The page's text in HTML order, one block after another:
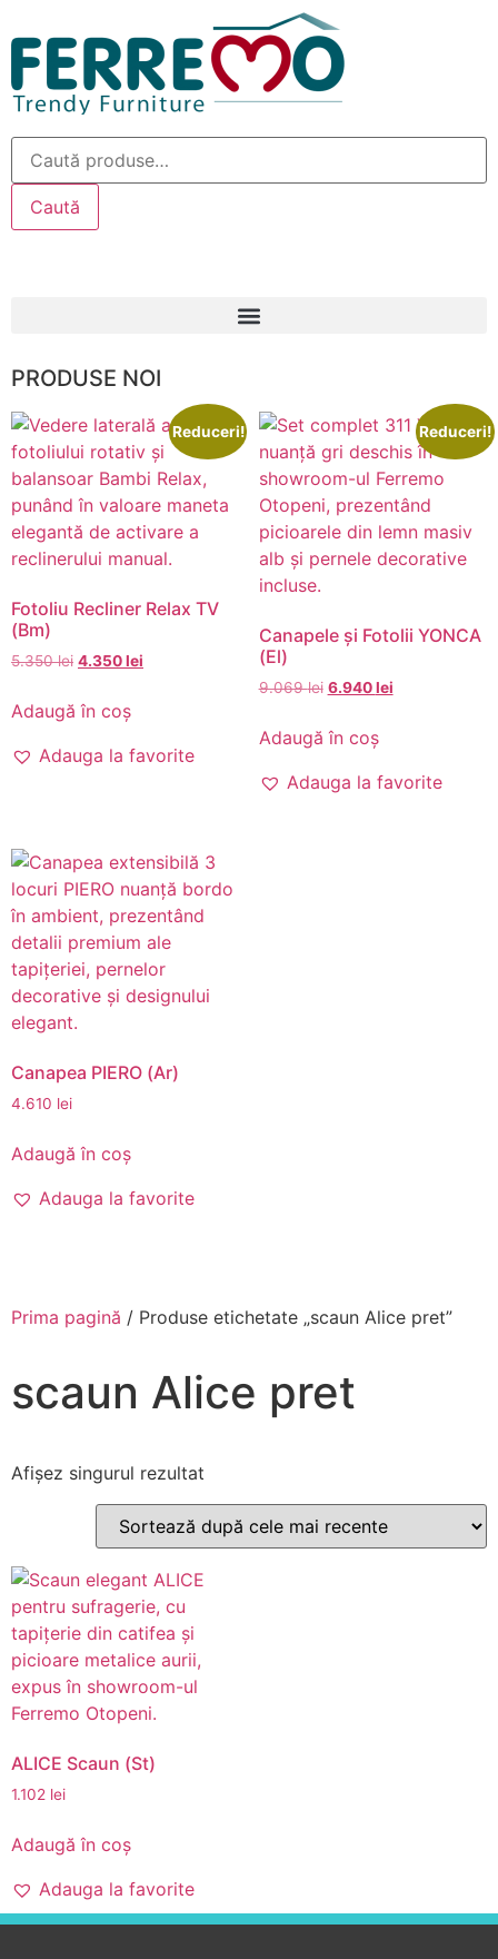
Caută
PRODUSE NOI
Reduceri!
Fotoliu Recliner Relax TV
(Bm)
5.350lei 4.350lei
Adaugă în coș
Adauga la favorite
Reduceri!
Canapele și Fotolii YONCA
(El)
9.069lei 6.940lei
Adaugă în coș
Adauga la favorite
Canapea PIERO (Ar)
4.610 lei
Adaugă în coș
Adauga la favorite
Prima pagină / Produse etichetate „scaun Alice pret”
scaun Alice pret
Afișez singurul rezultat
ALICE Scaun (St)
1.102 lei
Adaugă în coș
Adauga la favorite